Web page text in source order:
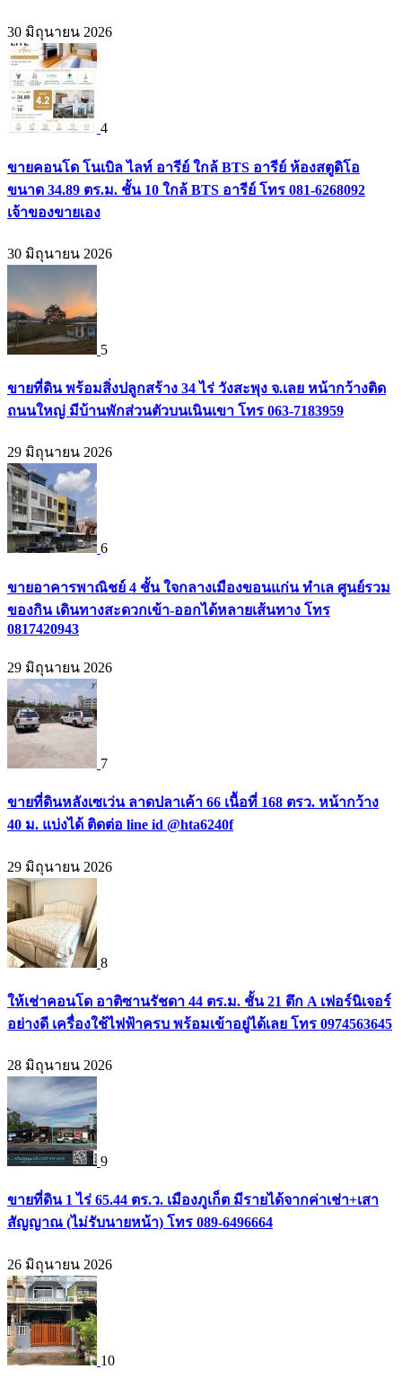
30 มิถุนายน 2026
4
ขายคอนโด โนเบิล ไลท์ อารีย์ ใกล้ BTS อารีย์ ห้องสตูดิโอ
ขนาด 34.89 ตร.ม. ชั้น 10 ใกล้ BTS อารีย์ โทร 081-6268092
เจ้าของขายเอง
30 มิถุนายน 2026
5
ขายที่ดิน พร้อมสิ่งปลูกสร้าง 34 ไร่ วังสะพุง จ.เลย หน้ากว้างติด
ถนนใหญ่ มีบ้านพักส่วนตัวบนเนินเขา โทร 063-7183959
29 มิถุนายน 2026
6
ขายอาคารพาณิชย์ 4 ชั้น ใจกลางเมืองขอนแก่น ทำเล ศูนย์รวม
ของกิน เดินทางสะดวกเข้า-ออกได้หลายเส้นทาง โทร
0817420943
29 มิถุนายน 2026
7
ขายที่ดินหลังเซเว่น ลาดปลาเค้า 66 เนื้อที่ 168 ตรว. หน้ากว้าง
40 ม. แบ่งได้ ติดต่อ line id @hta6240f
29 มิถุนายน 2026
8
ให้เช่าคอนโด อาติซานรัชดา 44 ตร.ม. ชั้น 21 ตึก A เฟอร์นิเจอร์
อย่างดี เครื่องใช้ไฟฟ้าครบ พร้อมเข้าอยู่ได้เลย โทร 0974563645
28 มิถุนายน 2026
9
ขายที่ดิน 1 ไร่ 65.44 ตร.ว. เมืองภูเก็ต มีรายได้จากค่าเช่า+เสา
สัญญาณ (ไม่รับนายหน้า) โทร 089-6496664
26 มิถุนายน 2026
10